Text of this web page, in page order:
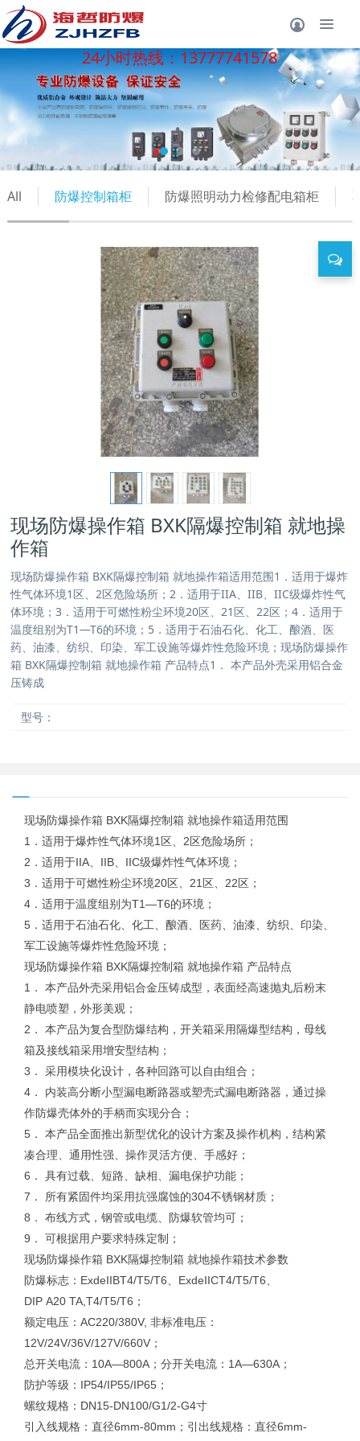
24小时热线：13777741578
All 防爆控制箱柜 防爆照明动力检修配电箱柜
现场防爆操作箱 BXK隔爆控制箱 就地操
作箱
现场防爆操作箱 BXK隔爆控制箱 就地操作箱适用范围1．适用于爆炸
性气体环境1区、2区危险场所；2．适用于IIA、IIB、IIC级爆炸性气
体环境；3．适用于可燃性粉尘环境20区、21区、22区；4．适用于
温度组别为T1—T6的环境；5．适用于石油石化、化工、酿酒、医
药、油漆、纺织、印染、军工设施等爆炸性危险环境；现场防爆操作
箱 BXK隔爆控制箱 就地操作箱 产品特点1． 本产品外壳采用铝合金
压铸成
型号：
现场防爆操作箱 BXK隔爆控制箱 就地操作箱适用范围
1．适用于爆炸性气体环境1区、2区危险场所；
2．适用于IIA、IIB、IIC级爆炸性气体环境；
3．适用于可燃性粉尘环境20区、21区、22区；
4．适用于温度组别为T1—T6的环境；
5．适用于石油石化、化工、酿酒、医药、油漆、纺织、印染、
军工设施等爆炸性危险环境；
现场防爆操作箱 BXK隔爆控制箱 就地操作箱 产品特点
1． 本产品外壳采用铝合金压铸成型，表面经高速抛丸后粉末
静电喷塑，外形美观；
2． 本产品为复合型防爆结构，开关箱采用隔爆型结构，母线
箱及接线箱采用增安型结构；
3． 采用模块化设计，各种回路可以自由组合；
4． 内装高分断小型漏电断路器或塑壳式漏电断路器，通过操
作防爆壳体外的手柄而实现分合；
5． 本产品全面推出新型优化的设计方案及操作机构，结构紧
凑合理、通用性强、操作灵活方便、手感好；
6． 具有过载、短路、缺相、漏电保护功能；
7． 所有紧固件均采用抗强腐蚀的304不锈钢材质；
8． 布线方式，钢管或电缆、防爆软管均可；
9． 可根据用户要求特殊定制；
现场防爆操作箱 BXK隔爆控制箱 就地操作箱技术参数
防爆标志：ExdeIIBT4/T5/T6、ExdeIICT4/T5/T6、
DIP A20 TA,T4/T5/T6；
额定电压：AC220/380V, 非标准电压：
12V/24V/36V/127V/660V；
总开关电流：10A—800A；分开关电流：1A—630A；
防护等级：IP54/IP55/IP65；
螺纹规格：DN15-DN100/G1/2-G4寸
引入线规格：直径6mm-80mm；引出线规格：直径6mm-